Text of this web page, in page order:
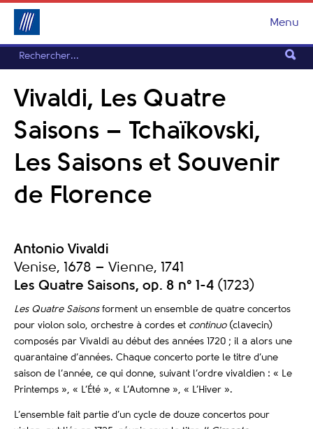
Menu
Vivaldi, Les Quatre
Saisons – Tchaïkovski,
Les Saisons et Souvenir
de Florence
Antonio Vivaldi
Venise, 1678 – Vienne, 1741
Les Quatre Saisons, op. 8 n° 1-4 (1723)
Les Quatre Saisonsforment un ensemble de quatre concertos
pour violon solo, orchestre à cordes et continuo(clavecin)
composés par Vivaldi au début des années 1720 ; il a alors une
quarantaine d’années. Chaque concerto porte le titre d’une
saison de l’année, ce qui donne, suivant l’ordre vivaldien : « Le
Printemps », « L’Été », « L’Automne », « L’Hiver ».
L’ensemble fait partie d’un cycle de douze concertos pour